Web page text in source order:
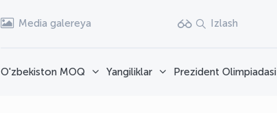
Media galereya Izlash
O'zbekiston MOQ Yangiliklar Prezident Olimpiadasi